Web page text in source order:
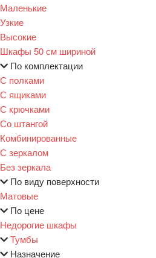
Маленькие
Узкие
Высокие
Шкафы 50 см шириной
По комплектации
С полками
С ящиками
С крючками
Со штангой
Комбинированные
С зеркалом
Без зеркала
По виду поверхности
Матовые
По цене
Недорогие шкафы
Тумбы
Назначение